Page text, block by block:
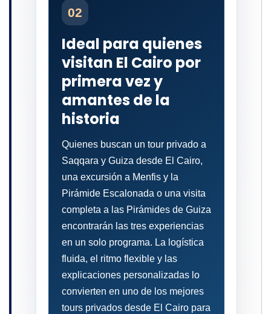
02
Ideal para quienes
visitan El Cairo por
primera vez y
amantes de la
historia
Quienes buscan un tour privado a
Saqqara y Guiza desde El Cairo,
una excursión a Menfis y la
Pirámide Escalonada o una visita
completa a las Pirámides de Guiza
encontrarán las tres experiencias
en un solo programa. La logística
fluida, el ritmo flexible y las
explicaciones personalizadas lo
convierten en uno de los mejores
tours privados desde El Cairo para